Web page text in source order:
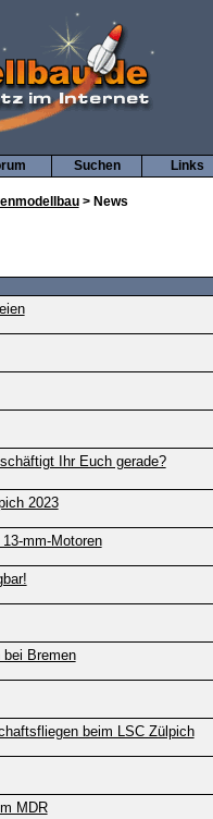
Links
Suchen
> News
Ihr Euch gerade?
2023
mm-Motoren
Bremen
beim LSC Zülpich
MDR